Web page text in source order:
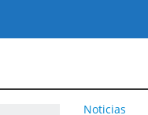
Noticias